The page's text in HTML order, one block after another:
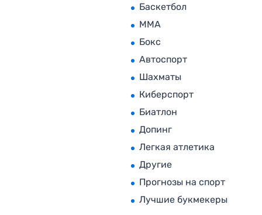
Баскетбол
MMA
Бокс
Автоспорт
Шахматы
Киберспорт
Биатлон
Допинг
Легкая атлетика
Другие
Прогнозы на спорт
Лучшие букмекеры